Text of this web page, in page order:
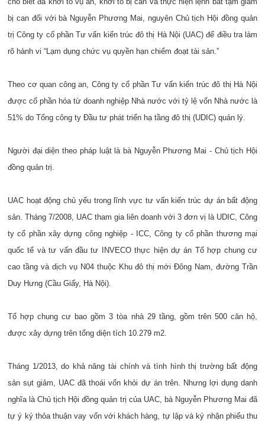
bị can đối với bà Nguyễn Phương Mai, nguyên Chủ tịch Hội đồng quản
trị Công ty cổ phần Tư vấn kiến trúc đô thị Hà Nội (UAC) để điều tra làm
rõ hành vi “Lạm dụng chức vụ quyền hạn chiếm đoạt tài sản.”
Theo cơ quan công an, Công ty cổ phần Tư vấn kiến trúc đô thị Hà Nội
được cổ phần hóa từ doanh nghiệp Nhà nước với tỷ lệ vốn Nhà nước là
51% do Tổng công ty Đầu tư phát triển hạ tầng đô thị (UDIC) quản lý.
Người đại diện theo pháp luật là bà Nguyễn Phương Mai - Chủ tịch Hội
đồng quản trị.
UAC hoạt động chủ yếu trong lĩnh vực tư vấn kiến trúc dự án bất động
sản. Tháng 7/2008, UAC tham gia liên doanh với 3 đơn vị là UDIC, Công
ty cổ phần xây dựng công nghiệp - ICC, Công ty cổ phần thương mại
quốc tế và tư vấn đầu tư INVECO thực hiện dự án Tổ hợp chung cư
cao tầng và dịch vụ N04 thuộc Khu đô thị mới Đông Nam, đường Trần
Duy Hưng (Cầu Giấy, Hà Nội).
Tổ hợp chung cư bao gồm 3 tòa nhà 29 tầng, gồm trên 500 căn hộ,
được xây dựng trên tổng diện tích 10.279 m2.
Tháng 1/2013, do khả năng tài chính và tình hình thị trường bất động
sản sụt giảm, UAC đã thoái vốn khỏi dự án trên. Nhưng lợi dụng danh
nghĩa là Chủ tịch Hội đồng quản trị của UAC, bà Nguyễn Phương Mai đã
tự ý ký thỏa thuận vay vốn với khách hàng, tự lập và ký nhận phiếu thu